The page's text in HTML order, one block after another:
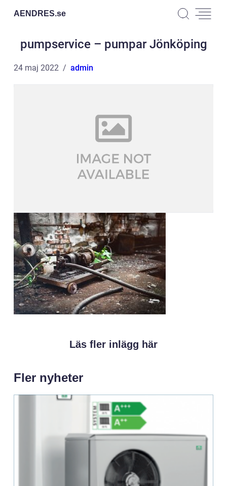
AENDRES.se
pumpservice – pumpar Jönköping
24 maj 2022 admin
Läs fler inlägg här
Fler nyheter